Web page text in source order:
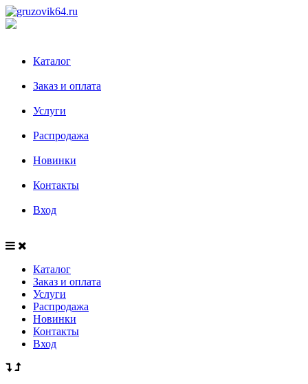
Каталог
Заказ и оплата
Услуги
Распродажа
Новинки
Контакты
Вход
Каталог
Заказ и оплата
Услуги
Распродажа
Новинки
Контакты
Вход